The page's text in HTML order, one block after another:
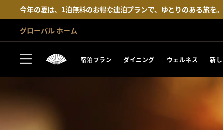
今年の夏は、1泊無料のお得な連泊プランで、ゆとりのある旅を。
グローバル ホーム
宿泊プラン ダイニング ウェルネス 新